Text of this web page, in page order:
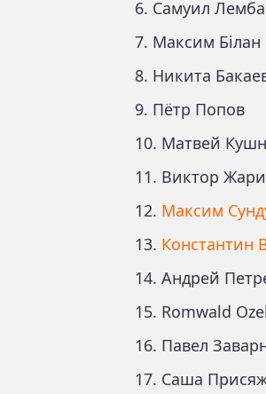
Самуил
Максим Білан
Никита
Пётр Попов
Матвей
Виктор
Максим
Константин
Андрей
Romwald
Павел
Саша